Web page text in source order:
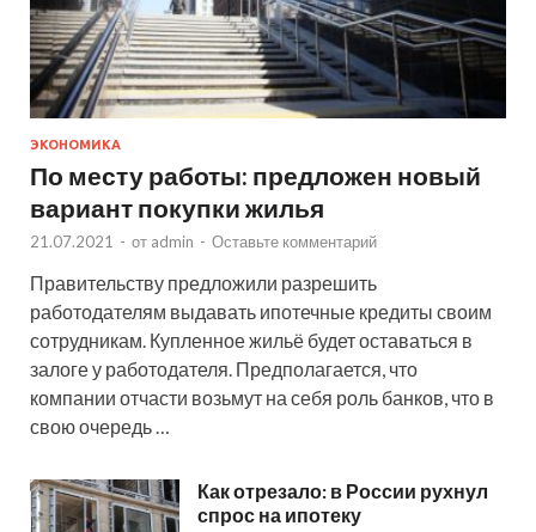
ЭКОНОМИКА
По месту работы: предложен новый
вариант покупки жилья
21.07.2021 - от admin - Оставьте комментарий
Правительству предложили разрешить
работодателям выдавать ипотечные кредиты своим
сотрудникам. Купленное жильё будет оставаться в
залоге у работодателя. Предполагается, что
компании отчасти возьмут на себя роль банков, что в
свою очередь …
Как отрезало: в России рухнул
спрос на ипотеку